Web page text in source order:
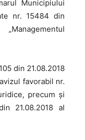
Municipiului
nr. 15484 din
din 21.08.2018
favorabil nr.
precum și
21.08.2018 al